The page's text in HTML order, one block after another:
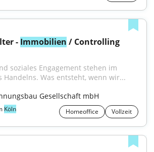
- Immobilien / Controlling
soziales Engagement stehen im
Handelns. Was entsteht, wenn wir...
Gesellschaft mbH
Köln Homeoffice Vollzeit